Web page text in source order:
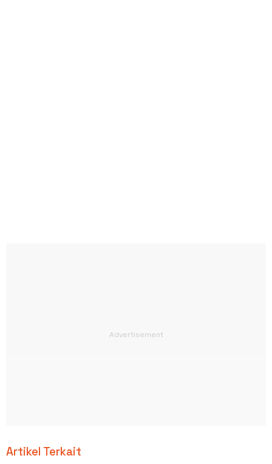
Artikel Terkait